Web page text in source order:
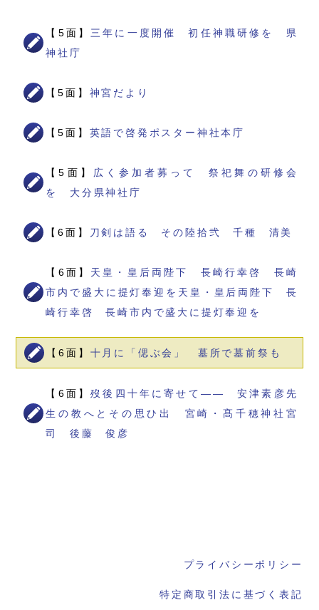
【5面】 三年に一度開催 初任神職研修を 県
神社庁
【5面】 神宮だより
【5面】 英語で啓発ポスター神社本庁
【5面】 広く参加者募って 祭祀舞の研修会
を 大分県神社庁
【6面】 刀剣は語る その陸拾弐 千種 清美
【6面】 天皇・皇后両陛下 長崎行幸啓 長崎
市内で盛大に提灯奉迎を天皇・皇后両陛下 長
崎行幸啓 長崎市内で盛大に提灯奉迎を
【6面】 十月に「偲ぶ会」 墓所で墓前祭も
【6面】歿後四十年に寄せて―― 安津素彦先
生の教へとその思ひ出 宮崎・髙千穂神社宮
司 後藤 俊彦
プライバシーポリシー
特定商取引法に基づく表記